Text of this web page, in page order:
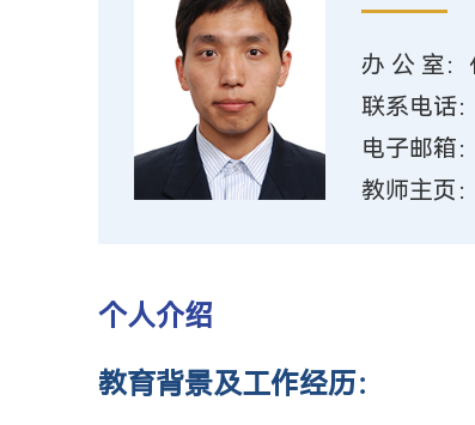
办 公 室
联系电话：
电子邮箱
教师主页
个人介绍
教育背景及工作经历：